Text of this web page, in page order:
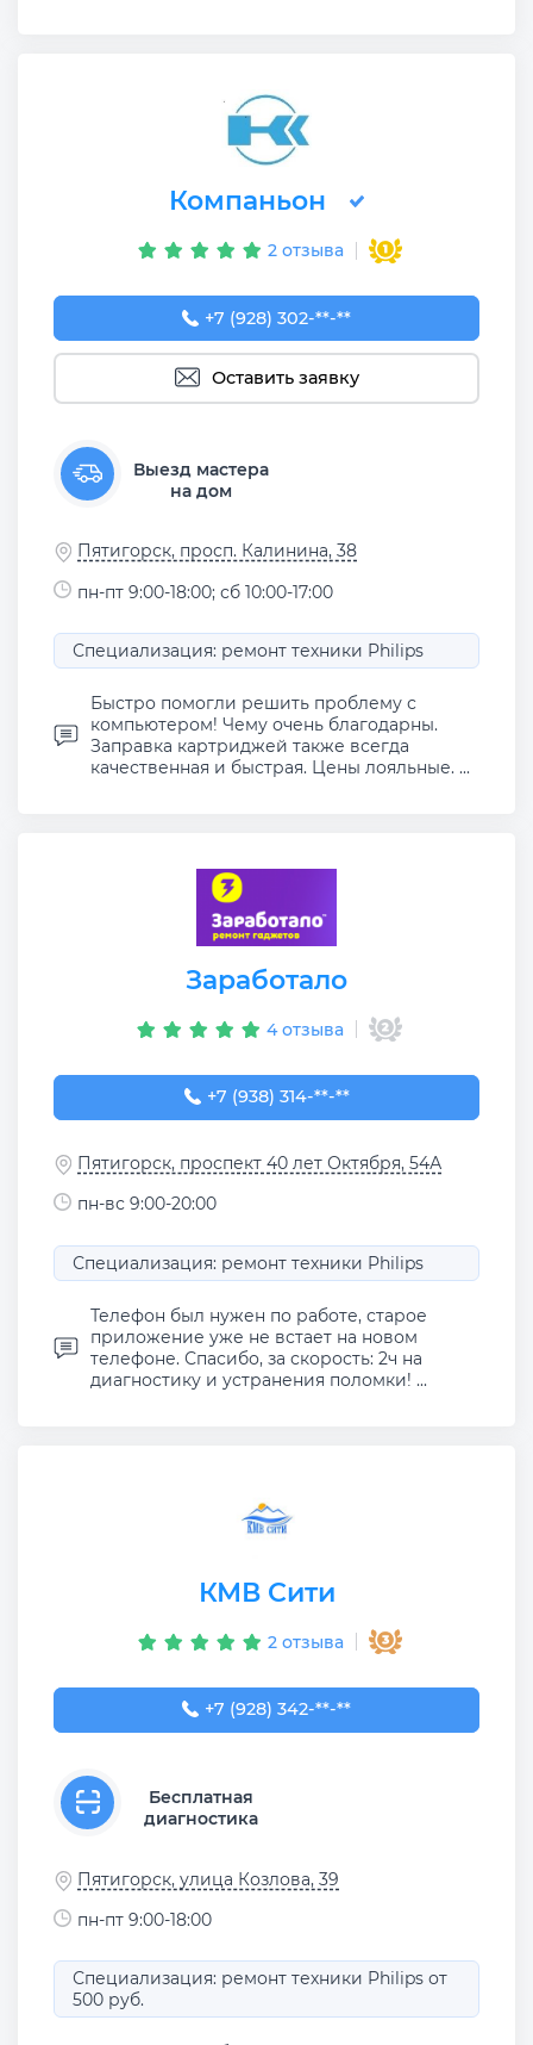
Компаньон
2 отзыва
+7 (928) 302-77-31
+7 (928) 302-**-**
Оставить заявку
Выезд мастера
на дом
Пятигорск, просп. Калинина, 38
пн-пт 9:00-18:00; сб 10:00-17:00
Специализация: ремонт техники Philips
Быстро помогли решить проблему с
компьютером! Чему очень благодарны.
Заправка картриджей также всегда
качественная и быстрая. Цены лояльные. ...
Заработало
4 отзыва
+7 (938) 314-44-44
+7 (938) 314-**-**
Пятигорск, проспект 40 лет Октября, 54А
пн-вс 9:00-20:00
Специализация: ремонт техники Philips
Телефон был нужен по работе, старое
приложение уже не встает на новом
телефоне. Спасибо, за скорость: 2ч на
диагностику и устранения поломки! ...
КМВ Сити
2 отзыва
+7 (928) 342-62-33
+7 (928) 342-**-**
Бесплатная
диагностика
Пятигорск, улица Козлова, 39
пн-пт 9:00-18:00
Специализация: ремонт техники Philips от
500 руб.